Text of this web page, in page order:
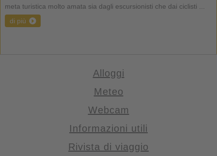
meta turistica molto amata sia dagli escursionisti che dai ciclisti ...
di più
Alloggi
Meteo
Webcam
Informazioni utili
Rivista di viaggio